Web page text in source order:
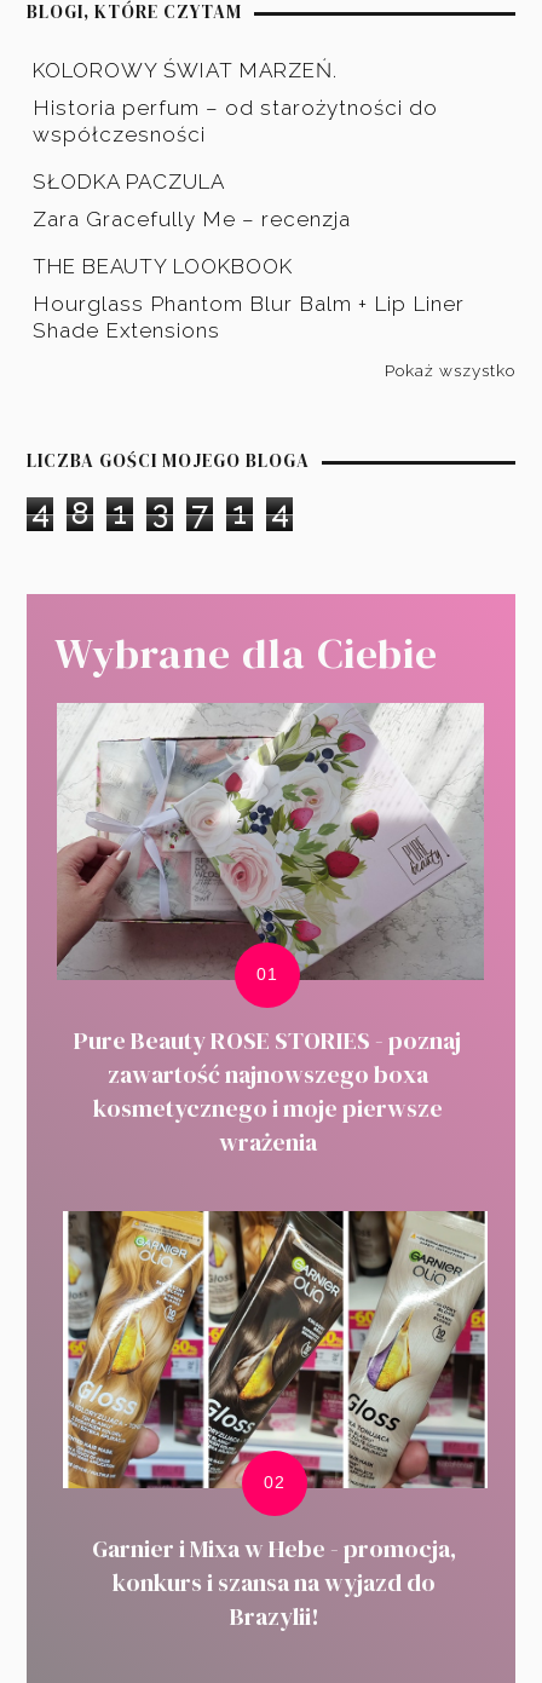
BLOGI, KTÓRE CZYTAM
KOLOROWY ŚWIAT MARZEŃ.
Historia perfum – od starożytności do
współczesności
SŁODKA PACZULA
Zara Gracefully Me – recenzja
THE BEAUTY LOOKBOOK
Hourglass Phantom Blur Balm + Lip Liner
Shade Extensions
Pokaż wszystko
LICZBA GOŚCI MOJEGO BLOGA
4 8 1 3 7 1 4
Wybrane dla Ciebie
Pure Beauty ROSE STORIES - poznaj
zawartość najnowszego boxa
kosmetycznego i moje pierwsze
wrażenia
Garnier i Mixa w Hebe - promocja,
konkurs i szansa na wyjazd do
Brazylii!